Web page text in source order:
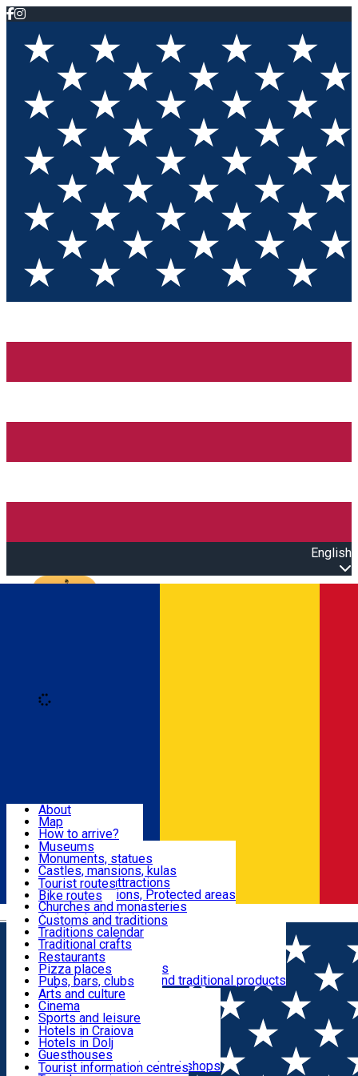
English
Română
Attractions
Routes
Customs, Traditions
Food & Drinks
Leisure & Fun
Accommodation
Useful
About
Map
How to arrive?
Recommendations
Tourist attractions
News
Museums
Monuments, statues
Castles, mansions, kulas
Architectural attractions
Natural attractions, Protected areas
Churches and monasteries
Archaeological sites
Parks and gardens
Tourist routes
Bike routes
Customs and traditions
Traditions calendar
Traditional crafts
Traditional cuisine
Wineries and vineyards
Local manufacturers and traditional products
Restaurants
Pizza places
Pubs, bars, clubs
Cafes and teahouses
Sweets and ice cream
Fast-food
Arts and culture
Cinema
Sports and leisure
Horse riding
Swimming pools
Zoo
Shopping, souvenirs, bookshops
Hotels in Craiova
Hotels in Dolj
Guesthouses
Villas
Tourist information centres